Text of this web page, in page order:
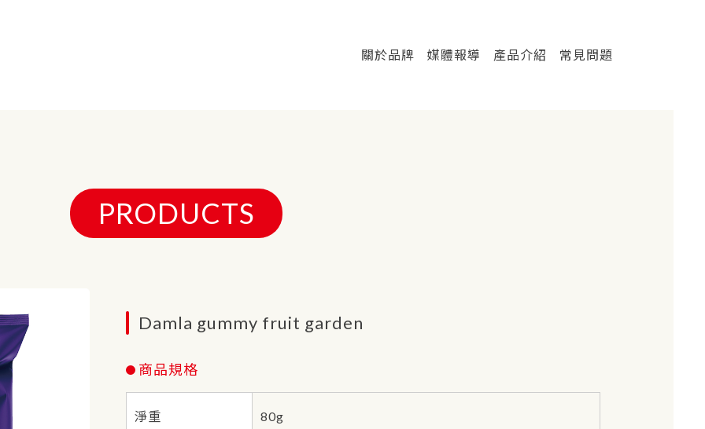
關於品牌 媒體報導 產品介紹 常見問題
PRODUCTS
Damla gummy fruit garden
商品規格
淨重 80g